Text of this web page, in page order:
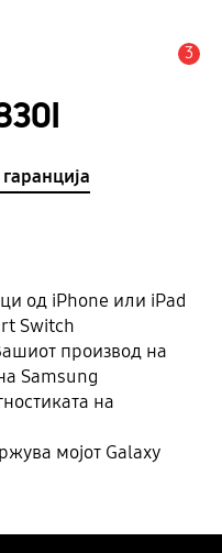
3
од iPhone или iPad
Switch
производ на
Samsung
на
мојот Galaxy